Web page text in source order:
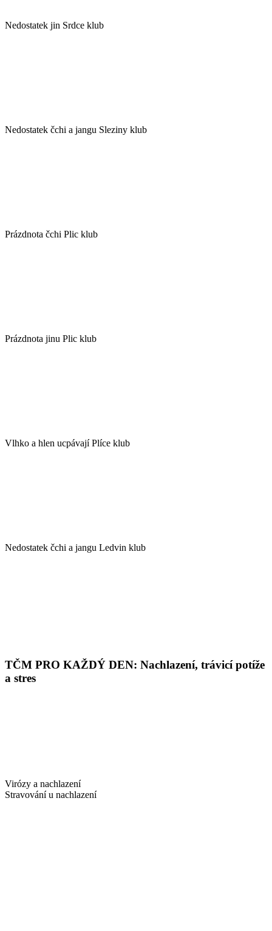
Nedostatek jin Srdce klub
Nedostatek čchi a jangu Sleziny klub
Prázdnota čchi Plic klub
Prázdnota jinu Plic klub
Vlhko a hlen ucpávají Plíce klub
Nedostatek čchi a jangu Ledvin klub
TČM PRO KAŽDÝ DEN: Nachlazení, trávicí potíže
a stres
Virózy a nachlazení
Stravování u nachlazení